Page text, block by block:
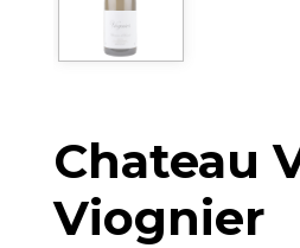
Chateau
Viognier